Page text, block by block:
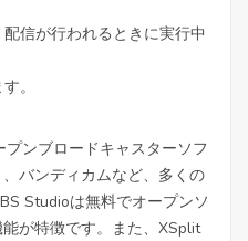
信が行われるときに実行中
。
ンブロードキャスターソフ
バンディカムなど、多くの
Studioは無料でオープンソ
が特徴です。また、XSplit